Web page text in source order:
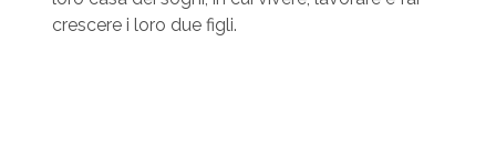
crescere i loro due figli.